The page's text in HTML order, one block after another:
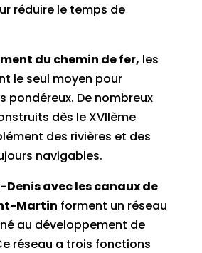
réduire le temps de
du chemin de fer, les
le seul moyen pour
pondéreux. De nombreux
dès le XVIIème
des rivières et des
navigables.
Denis avec les canaux de
Martin forment un réseau
au développement de
réseau a trois fonctions